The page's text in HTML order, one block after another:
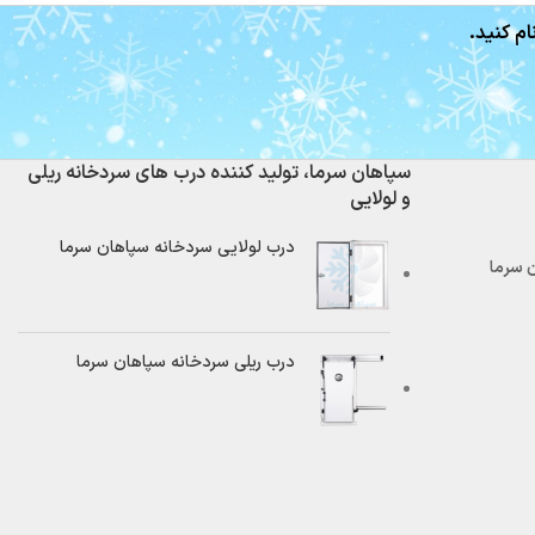
کنید.
سپاهان سرما، تولید کننده درب های سردخانه ریلی
و لولایی
درب لولایی سردخانه سپاهان سرما
درب ریلی سردخانه سپاهان سرما